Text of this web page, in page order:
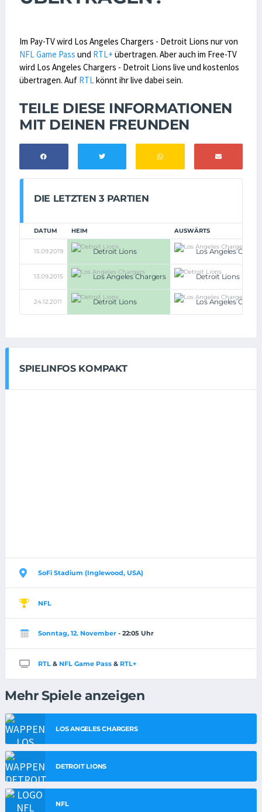
Im Pay-TV wird Los Angeles Chargers - Detroit Lions nur von
NFL Game Pass und RTL+ übertragen. Aber auch im Free-TV
wird Los Angeles Chargers - Detroit Lions live und kostenlos
übertragen. Auf RTLkönnt ihr live dabei sein.
TEILE DIESE INFORMATIONEN
MIT DEINEN FREUNDEN
DIE LETZTEN 3 PARTIEN
DATUM HEIM AUSWÄRTS
15.09.2019 Detroit Lions Los Angeles
13.09.2015 Los Angeles Chargers Detroit Lions
24.12.2011 Detroit Lions Los Angeles
SPIELINFOS KOMPAKT
SoFi Stadium (Inglewood, USA)
NFL
Sonntag, 12. November - 22:05 Uhr
RTL & NFL Game Pass & RTL+
Mehr Spiele anzeigen
LOS ANGELES CHARGERS
DETROIT LIONS
NFL